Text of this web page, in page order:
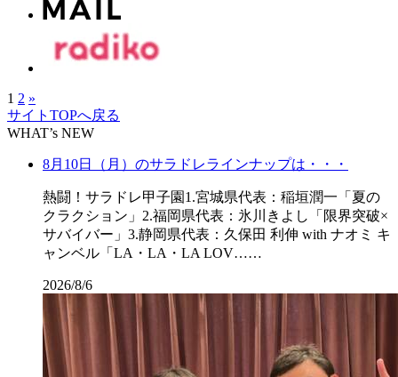
1 2 »
サイトTOPへ戻る
WHAT’s NEW
8月10日（月）のサラドレラインナップは・・・
熱闘！サラドレ甲子園1.宮城県代表：稲垣潤一「夏の
クラクション」2.福岡県代表：氷川きよし「限界突破×
サバイバー」3.静岡県代表：久保田 利伸 with ナオミ キ
ャンベル「LA・LA・LA LOV……
2026/8/6